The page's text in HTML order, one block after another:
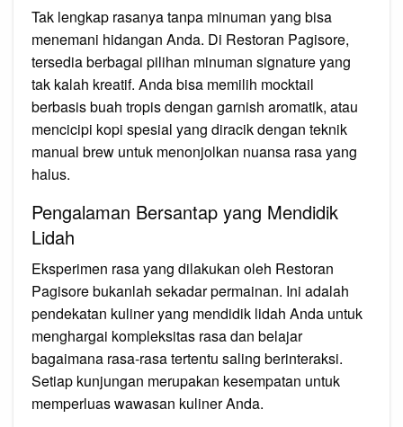
Tak lengkap rasanya tanpa minuman yang bisa
menemani hidangan Anda. Di Restoran Pagisore,
tersedia berbagai pilihan minuman signature yang
tak kalah kreatif. Anda bisa memilih mocktail
berbasis buah tropis dengan garnish aromatik, atau
mencicipi kopi spesial yang diracik dengan teknik
manual brew untuk menonjolkan nuansa rasa yang
halus.
Pengalaman Bersantap yang Mendidik
Lidah
Eksperimen rasa yang dilakukan oleh Restoran
Pagisore bukanlah sekadar permainan. Ini adalah
pendekatan kuliner yang mendidik lidah Anda untuk
menghargai kompleksitas rasa dan belajar
bagaimana rasa‑rasa tertentu saling berinteraksi.
Setiap kunjungan merupakan kesempatan untuk
memperluas wawasan kuliner Anda.